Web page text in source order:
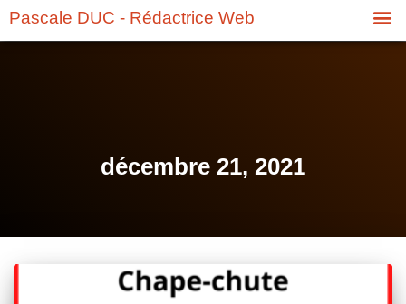
Pascale DUC - Rédactrice Web
décembre 21, 2021